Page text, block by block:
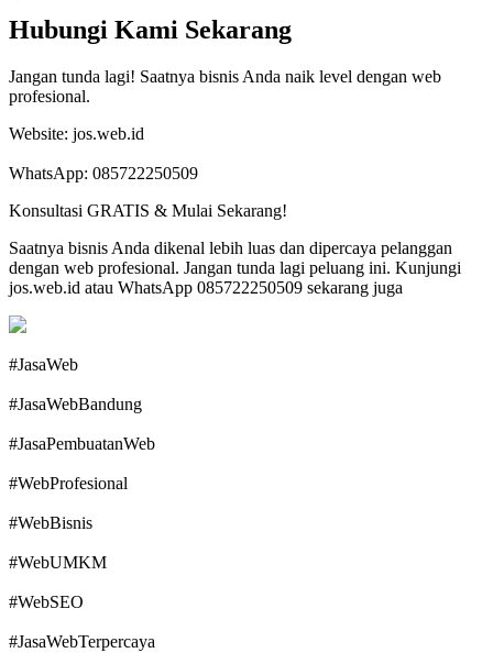
Hubungi Kami Sekarang
Jangan tunda lagi! Saatnya bisnis Anda naik level dengan web
profesional.
Website: jos.web.id
WhatsApp: 085722250509
Konsultasi GRATIS & Mulai Sekarang!
Saatnya bisnis Anda dikenal lebih luas dan dipercaya pelanggan
dengan web profesional. Jangan tunda lagi peluang ini. Kunjungi
jos.web.id atau WhatsApp 085722250509 sekarang juga
#JasaWeb
#JasaWebBandung
#JasaPembuatanWeb
#WebProfesional
#WebBisnis
#WebUMKM
#WebSEO
#JasaWebTerpercaya